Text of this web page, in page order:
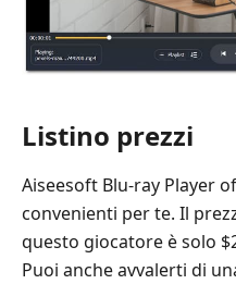
Listino prezzi
Aiseesoft Blu-ray Player
convenienti per te. Il
questo giocatore è solo
Puoi anche avvalerti di